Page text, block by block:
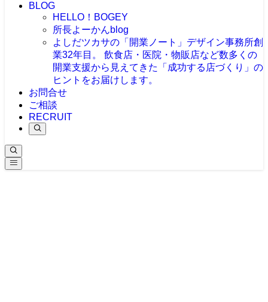
BLOG
HELLO！BOGEY
所長よーかんblog
よしだツカサの「開業ノート」 デザイン事務所創
業32年目。 飲食店・医院・物販店など数多くの
開業支援から見えてきた「成功する店づくり」の
ヒントをお届けします。
お問合せ
ご相談
RECRUIT